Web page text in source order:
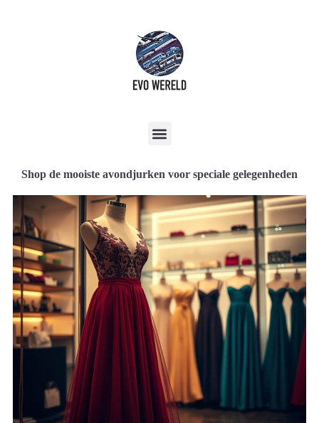
Shop de mooiste avondjurken voor speciale gelegenheden